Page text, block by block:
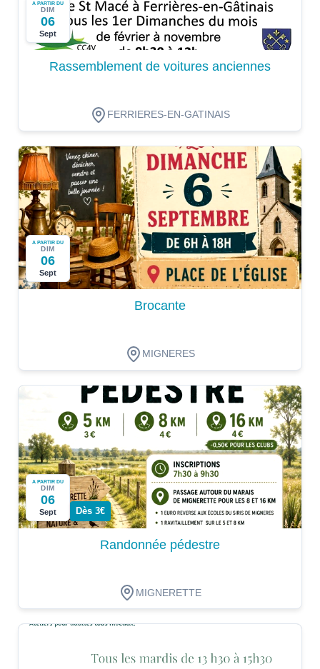
A PARTIR DU
DIM
06
Sept
Rassemblement de voitures anciennes
FERRIERES-EN-GATINAIS
A PARTIR DU
DIM
06
Sept
Brocante
MIGNERES
A PARTIR DU
DIM
06
Sept Dès 3€
Randonnée pédestre
MIGNERETTE